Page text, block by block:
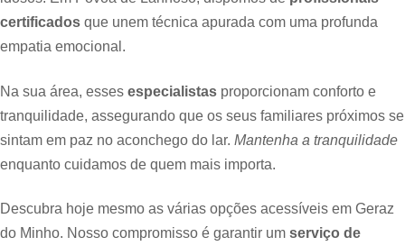
certificados que unem técnica apurada com uma profunda
empatia emocional.
Na sua área, esses especialistas proporcionam conforto e
tranquilidade, assegurando que os seus familiares próximos se
sintam em paz no aconchego do lar. Mantenha a tranquilidade
enquanto cuidamos de quem mais importa.
Descubra hoje mesmo as várias opções acessíveis em Geraz
do Minho. Nosso compromisso é garantir um serviço de